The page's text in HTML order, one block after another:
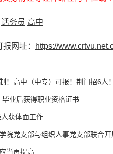
话务员 高中
网址： https://
！高中（中专）可报！荆门招6人！
业后获得职业资格证书
获体面工作
当再提高